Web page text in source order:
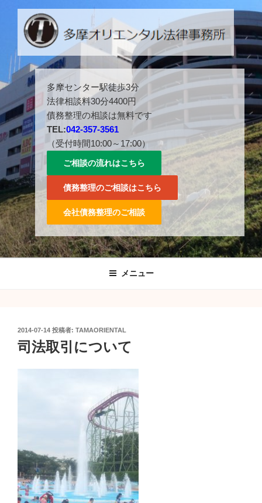
ス
ッ
プ
多摩センター駅徒歩３分。042-357-3561。
多摩センター駅徒歩3分
法律相談料30分4400円
債務整理の相談は無料です
TEL:042-357-3561
（受付時間10:00～17:00）
ご相談の流れはこちら
債務整理のご相談はこちら
会社債務整理のご相談
メニュー
投
稿
日:
2014-07-14 投稿者: TAMAORIENTAL
司法取引について